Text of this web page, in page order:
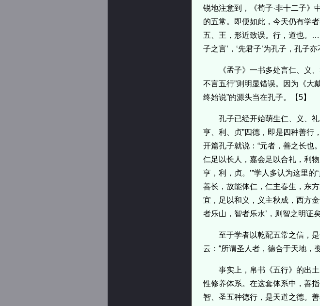
锐地注意到，《荀子·非十二子》
的五常。即便如此，今天仍有学者
五、王，形近致误。行，道也。
子之言’，‘先君子’为孔子，孔子
《孟子》一书多处言仁、义
不言五行”则明显错误。因为《大
终始说”的源头当在孔子。【5】
孔子已经开始萌生仁、义、礼
亨、利、贞‌”四德，即是四种善行
开篇孔子就说：“元者，善之长也
仁足以长人，嘉会足以合礼，利
亨，利，贞。’”学人多认为这里的
善长，故能体仁，仁主春生，东
宜，足以和义，义主秋成，西方
者乐山，智者乐水’，则智之明证
至于学者以乾配五常之信，
云：“所谓圣人者，德合于天地，
事实上，帛书《五行》的出
性修养体系。在这套体系中，善
智、圣五种德行，是天道之德。